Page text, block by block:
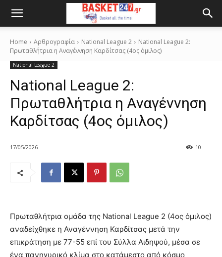
Home Αρθρογραφία National League 2
National League 2:
Πρωταθλήτρια η Αναγέννηση Καρδίτσας (4ος όμιλος)
National League 2
National League 2:
Πρωταθλήτρια η Αναγέννηση
Καρδίτσας (4ος όμιλος)
17/05/2026 10
Πρωταθλήτρια ομάδα της National League 2 (4ος όμιλος)
αναδείχθηκε η Αναγέννηση Καρδίτσας μετά την
επικράτηση με 77-55 επί του Σύλλα Αιδηψού, μέσα σε
ένα πανηγυρικό κλίμα στο κατάμεστο από κόσμο